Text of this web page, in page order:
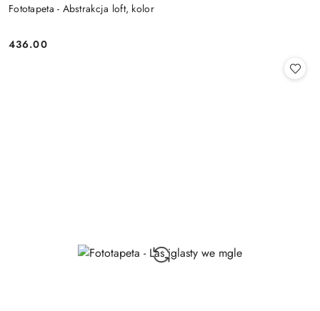
Fototapeta - Abstrakcja loft, kolor
Cena:
436.00